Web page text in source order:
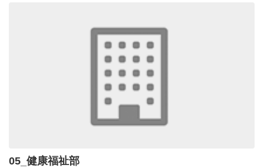
05_健康福祉部